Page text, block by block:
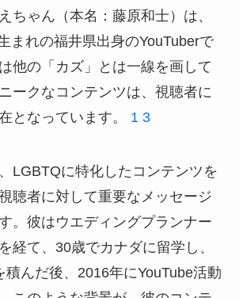
ちゃん（本名：藤原和士）は、
まれの福井県出身のYouTuberで
他の「カズ」とは一線を画して
ークなコンテンツは、視聴者に
となっています。 1 3
LGBTQに特化したコンテンツを
聴者に対して重要なメッセージ
。彼はウエディングプランナー
経て、30歳でカナダに留学し、
積んだ後、2016年にYouTube活動